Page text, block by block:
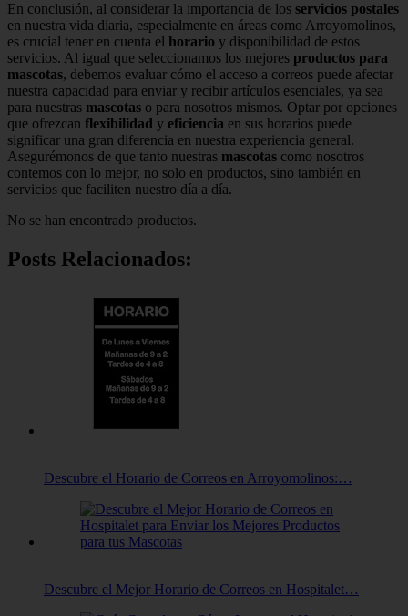
En conclusión, al considerar la importancia de los servicios postales
en nuestra vida diaria, especialmente en áreas como Arroyomolinos,
es crucial tener en cuenta el
horario y disponibilidad de estos
servicios. Al igual que seleccionamos los mejores productos para
mascotas, debemos evaluar cómo el acceso a correos puede afectar
nuestra capacidad para enviar y recibir artículos esenciales, ya sea
para nuestras mascotas o para nosotros mismos. Optar por opciones
que ofrezcan flexibilidad y eficiencia en sus horarios puede
significar una gran diferencia en nuestra experiencia general.
Asegurémonos de que tanto nuestras mascotas como nosotros
contemos con lo mejor, no solo en productos, sino también en
servicios que faciliten nuestro día a día.
No se han encontrado productos.
Posts Relacionados:
Descubre el Horario de Correos en Arroyomolinos:…
Descubre el Mejor Horario de Correos en Hospitalet…